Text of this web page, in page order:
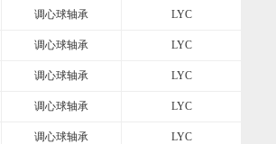
调心球轴承 LYC
调心球轴承 LYC
调心球轴承 LYC
调心球轴承 LYC
调心球轴承 LYC